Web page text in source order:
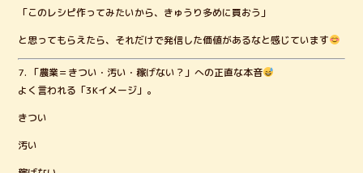
「このレシピ作ってみたいから、きゅうり多めに買おう」
と思ってもらえたら、それだけで発信した価値があるなと感じています
7. 「農業＝きつい・汚い・稼げない？」への正直な本音
よく言われる「3Kイメージ」。
きつい
汚い